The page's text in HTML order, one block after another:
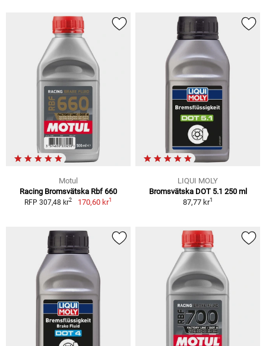
Motul
Racing Bromsvätska Rbf 660
RFP 307,48 kr2 170,60 kr1
LIQUI MOLY
Bromsvätska DOT 5.1 250 ml
87,77 kr1